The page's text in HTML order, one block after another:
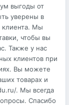
выгоды от
уверены в
клиента. Мы
чтобы вы
Также у нас
клиентов при
Вы можете
товарах и
. Мы всегда
Спасибо